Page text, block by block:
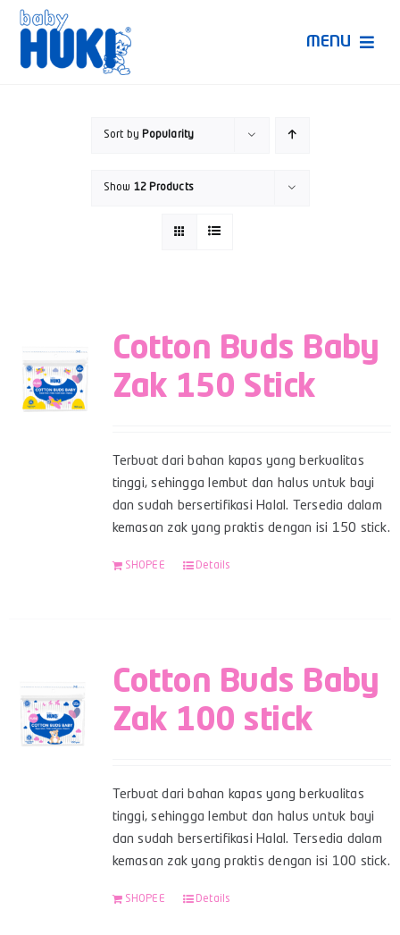
Skip
content
MENU
Sort by Popularity
Show 12 Products
Cotton Buds Baby
Zak 150 Stick
Terbuat dari bahan kapas yang berkualitas
tinggi, sehingga lembut dan halus untuk bayi
dan sudah bersertifikasi Halal. Tersedia dalam
kemasan zak yang praktis dengan isi 150 stick.
SHOPEE Details
Cotton Buds Baby
Zak 100 stick
Terbuat dari bahan kapas yang berkualitas
tinggi, sehingga lembut dan halus untuk bayi
dan sudah bersertifikasi Halal. Tersedia dalam
kemasan zak yang praktis dengan isi 100 stick.
SHOPEE Details